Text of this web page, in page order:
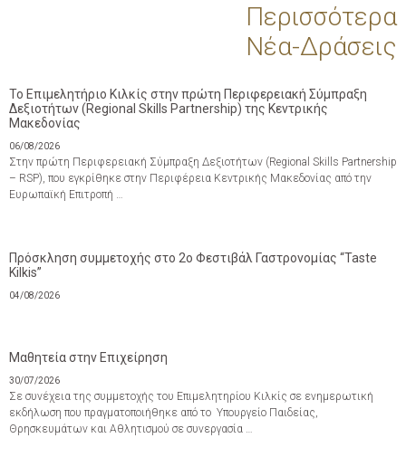
Περισσότερα
Νέα-Δράσεις
Το Επιμελητήριο Κιλκίς στην πρώτη Περιφερειακή Σύμπραξη
Δεξιοτήτων (Regional Skills Partnership) της Κεντρικής
Μακεδονίας
06/08/2026
Στην πρώτη Περιφερειακή Σύμπραξη Δεξιοτήτων (Regional Skills Partnership
– RSP), που εγκρίθηκε στην Περιφέρεια Κεντρικής Μακεδονίας από την
Ευρωπαϊκή Επιτροπή …
Πρόσκληση συμμετοχής στο 2ο Φεστιβάλ Γαστρονομίας “Taste
Kilkis”
04/08/2026
Μαθητεία στην Επιχείρηση
30/07/2026
Σε συνέχεια της συμμετοχής του Επιμελητηρίου Κιλκίς σε ενημερωτική
εκδήλωση που πραγματοποιήθηκε από το Υπουργείο Παιδείας,
Θρησκευμάτων και Αθλητισμού σε συνεργασία …